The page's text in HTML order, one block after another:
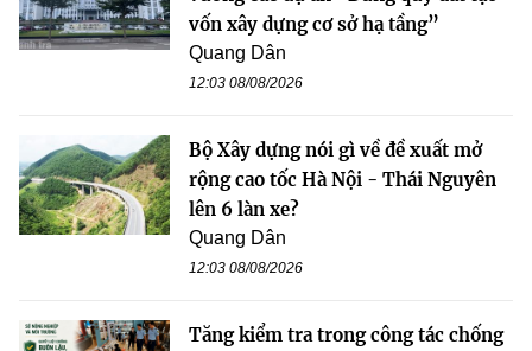
vốn xây dựng cơ sở hạ tầng”
Quang Dân
12:03 08/08/2026
Bộ Xây dựng nói gì về đề xuất mở
rộng cao tốc Hà Nội - Thái Nguyên
lên 6 làn xe?
Quang Dân
12:03 08/08/2026
Tăng kiểm tra trong công tác chống